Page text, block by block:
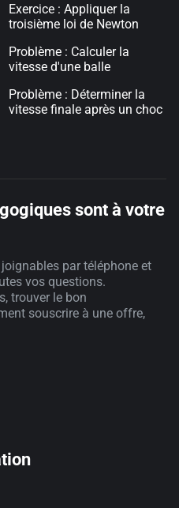
Exercice : Appliquer la
troisième loi de Newton
Problème : Calculer la
vitesse d'une balle
Problème : Déterminer la
vitesse finale après un choc
sont à votre
par téléphone et
vos questions.
trouver le bon
souscrire à une offre,